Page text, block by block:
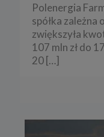
Polenergia
spółka zależna
zwiększyła
107 mln zł do
20 […]